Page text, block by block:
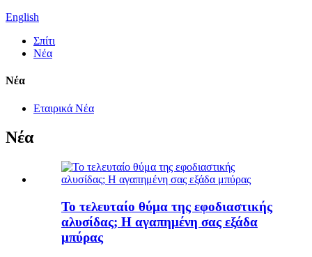
English
Σπίτι
Νέα
Νέα
Εταιρικά Νέα
Νέα
Το τελευταίο θύμα της εφοδιαστικής
αλυσίδας; Η αγαπημένη σας εξάδα
μπύρας